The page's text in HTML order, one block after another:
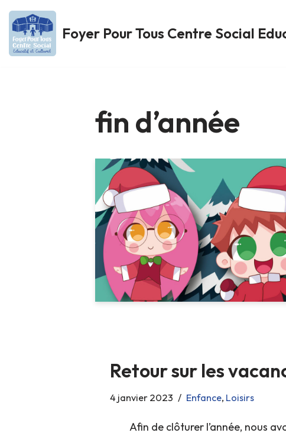
Aller
au
Foyer Pour Tous Centre Social
fin d’année
Retour sur les
4 janvier 2023 Enfance, Loisirs
Afin de clôturer l’année, nous